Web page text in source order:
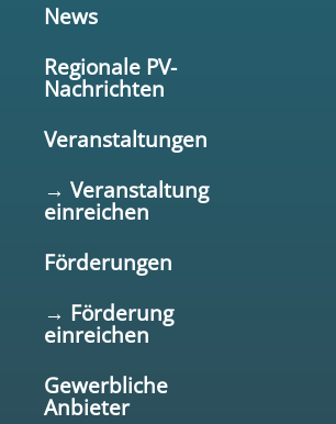
News
Regionale PV-
Nachrichten
Veranstaltungen
→ Veranstaltung
einreichen
Förderungen
→ Förderung
einreichen
Gewerbliche
Anbieter